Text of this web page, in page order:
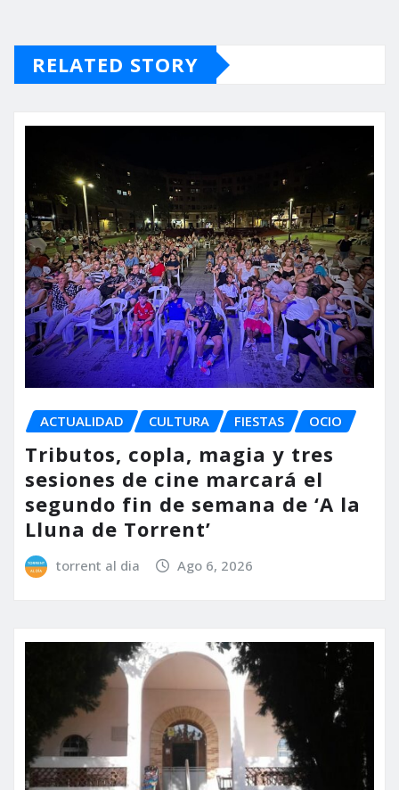
RELATED STORY
ACTUALIDAD CULTURA FIESTAS OCIO
Tributos, copla, magia y tres
sesiones de cine marcará el
segundo fin de semana de ‘A la
Lluna de Torrent’
torrent al dia Ago 6, 2026